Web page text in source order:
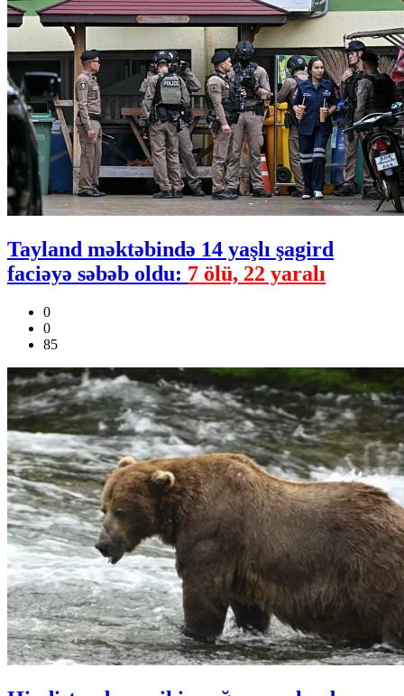
Tayland məktəbində 14 yaşlı şagird
faciəyə səbəb oldu: 7 ölü, 22 yaralı
0
0
85